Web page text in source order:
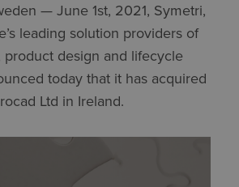
— June 1st, 2021, Symetri,
leading solution providers of
product design and lifecycle
today that it has acquired
Ltd in Ireland.